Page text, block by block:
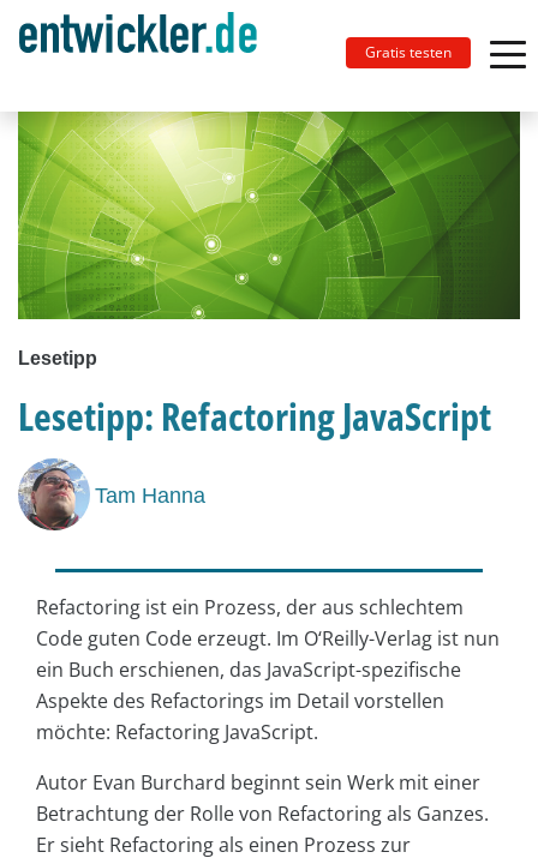
Gratis testen
Lesetipp
Lesetipp: Refactoring JavaScript
Tam Hanna
Refactoring ist ein Prozess, der aus schlechtem
Code guten Code erzeugt. Im O‘Reilly-Verlag ist nun
ein Buch erschienen, das JavaScript-spezifische
Aspekte des Refactorings im Detail vorstellen
möchte: Refactoring JavaScript.
Autor Evan Burchard beginnt sein Werk mit einer
Betrachtung der Rolle von Refactoring als Ganzes.
Er sieht Refactoring als einen Prozess zur